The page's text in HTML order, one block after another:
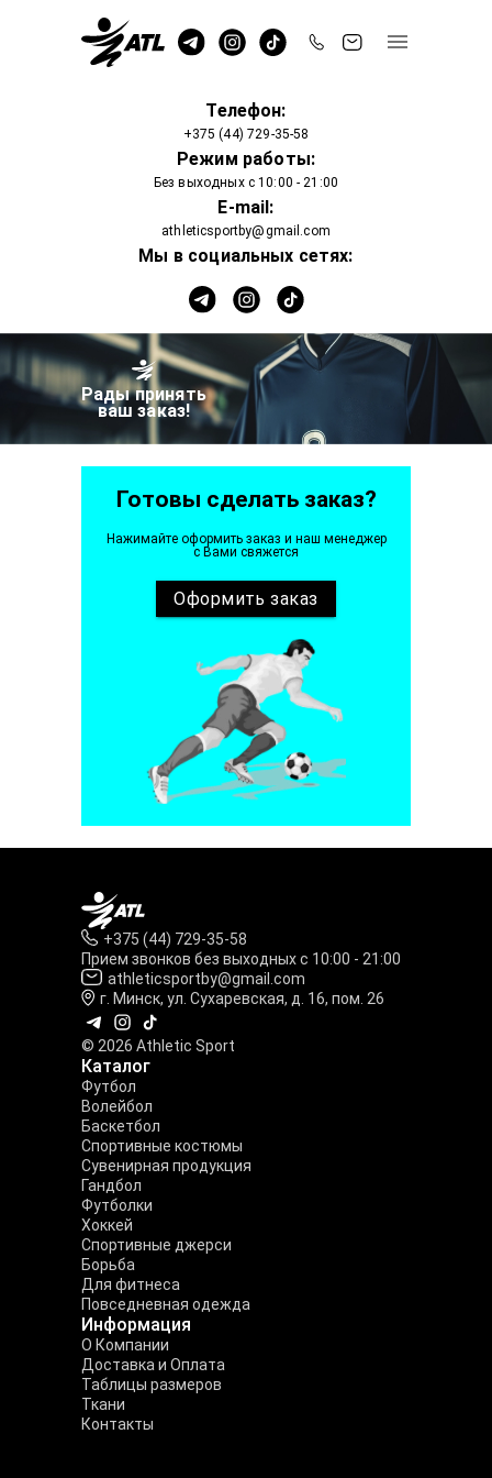
Телефон:
+375 (44) 729-35-58
Режим работы:
Без выходных с 10:00 - 21:00
E-mail:
athleticsportby@gmail.com
Мы в социальных сетях:
Рады принять
ваш заказ!
Готовы сделать заказ?
Нажимайте оформить заказ и наш менеджер
с Вами свяжется
Оформить заказ
+375 (44) 729-35-58
Прием звонков без выходных с 10:00 - 21:00
athleticsportby@gmail.com
г. Минск, ул. Сухаревская, д. 16, пом. 26
© 2026 Athletic Sport
Каталог
Футбол
Волейбол
Баскетбол
Спортивные костюмы
Сувенирная продукция
Гандбол
Футболки
Хоккей
Спортивные джерси
Борьба
Для фитнеса
Повседневная одежда
Информация
О Компании
Доставка и Оплата
Таблицы размеров
Ткани
Контакты